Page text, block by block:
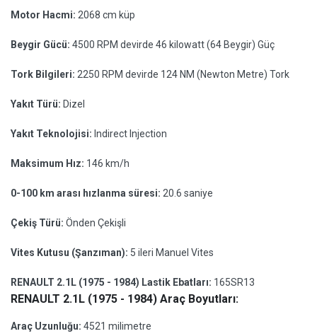
Motor Hacmi: 2068 cm küp
Beygir Gücü: 4500 RPM devirde 46 kilowatt (64 Beygir) Güç
Tork Bilgileri: 2250 RPM devirde 124 NM (Newton Metre) Tork
Yakıt Türü: Dizel
Yakıt Teknolojisi: Indirect Injection
Maksimum Hız: 146 km/h
0-100 km arası hızlanma süresi: 20.6 saniye
Çekiş Türü: Önden Çekişli
Vites Kutusu (Şanzıman): 5 ileri Manuel Vites
RENAULT 2.1L (1975 - 1984) Lastik Ebatları: 165SR13
RENAULT 2.1L (1975 - 1984) Araç Boyutları:
Araç Uzunluğu: 4521 milimetre